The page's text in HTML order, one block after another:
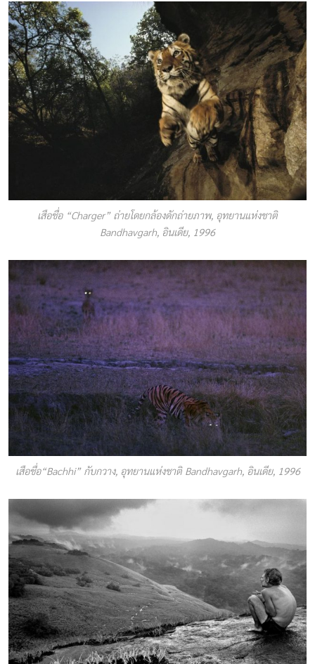
เสือชื่อ “Charger” ถ่ายโดยกล้องดักถ่ายภาพ, อุทยานแห่งชาติ
Bandhavgarh, อินเดีย, 1996
เสือชื่อ“Bachhi” กับกวาง, อุทยานแห่งชาติ Bandhavgarh, อินเดีย, 1996